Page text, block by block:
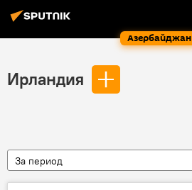
Азербайджан
Ирландия
За период